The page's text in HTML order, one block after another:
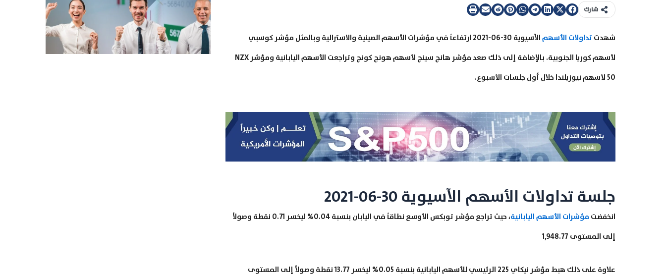
شارك
شهدت تداولات الأسهم
الآسيوية 30-06-2021 ارتفاعاً في مؤشرات الأسهم الصينية والاسترالية وبالمثل مؤشر كوسبي
لأسهم كوريا الجنوبية. بالإضافة إلى ذلك صعد مؤشر هانج سينج لأسهم هونج كونج وتراجعت الأسهم اليابانية ومؤشر NZX
50 لأسهم نيوزيلندا خلال أول جلسات الأسبوع.
جلسة تداولات الأسهم الآسيوية 30-06-2021
انخفضت مؤشرات الأسهم اليابانية
، حيث تراجع مؤشر توبكس الأوسع نطاقاً في اليابان بنسبة 0.04% ليخسر 0.71 نقطة وصولاً
إلى المستوى 1,948.77
علاوة على ذلك هبط مؤشر نيكاي 225 الرئيسي للأسهم اليابانية بنسبة 0.05% ليخسر 13.77 نقطة وصولاً إلى المستوى